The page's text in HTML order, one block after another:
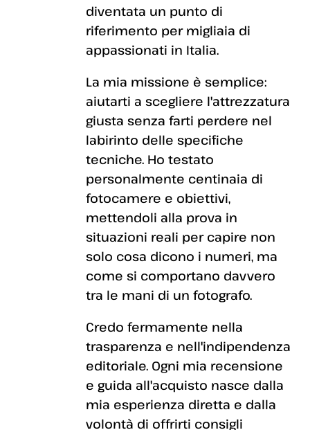
diventata un punto di
riferimento per migliaia di
appassionati in Italia.
La mia missione è semplice:
aiutarti a scegliere l'attrezzatura
giusta senza farti perdere nel
labirinto delle specifiche
tecniche. Ho testato
personalmente centinaia di
fotocamere e obiettivi,
mettendoli alla prova in
situazioni reali per capire non
solo cosa dicono i numeri, ma
come si comportano davvero
tra le mani di un fotografo.
Credo fermamente nella
trasparenza e nell'indipendenza
editoriale. Ogni mia recensione
e guida all'acquisto nasce dalla
mia esperienza diretta e dalla
volontà di offrirti consigli